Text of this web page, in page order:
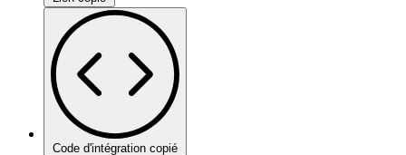
Code d'intégration copié